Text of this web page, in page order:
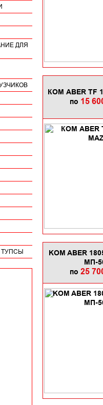
ДЛЯ
ТУПСЫ
КОМ АBER TF
по 15
KOM ABER
МП-
по 25